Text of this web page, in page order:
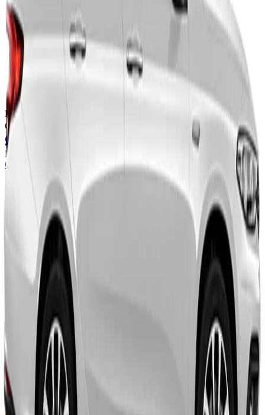
22 yaş ve üzeri
En az 2 yıllık ehliyet
Zorunlu trafik sigortası dahil
Kredi kartı gerekli değil
Fiyatlar
Günlük Kira Bedeli
Müsait Bölgeler
Gebze
DilovasıHereke
Benzer Araçlar
Orta Sınıf
Egea
Model
Kişi
Bavul
Manuel
Dizel
₺2.000
/ gün
Detaylar Kirala
Tüm Araçlara Dön